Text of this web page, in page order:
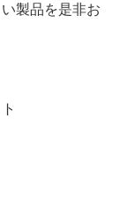
製品を是非お